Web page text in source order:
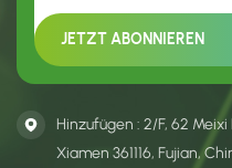
Hinzufügen : 2/F, 62 Meixi
Xiamen 361116, Fujian,